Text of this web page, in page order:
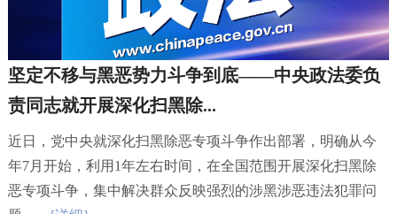
坚定不移与黑恶势力斗争到底——中央政法委负
责同志就开展深化扫黑除...
近日，党中央就深化扫黑除恶专项斗争作出部署，明确从今
年7月开始，利用1年左右时间，在全国范围开展深化扫黑除
恶专项斗争，集中解决群众反映强烈的涉黑涉恶违法犯罪问